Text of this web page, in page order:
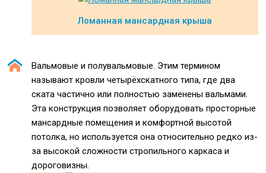
Ломанная мансардная крыша
Вальмовые и полувальмовые. Этим термином
называют кровли четырёхскатного типа, где два
ската частично или полностью заменены вальмами.
Эта конструкция позволяет оборудовать просторные
мансардные помещения и комфортной высотой
потолка, но используется она относительно редко из-
за высокой сложности стропильного каркаса и
дороговизны.